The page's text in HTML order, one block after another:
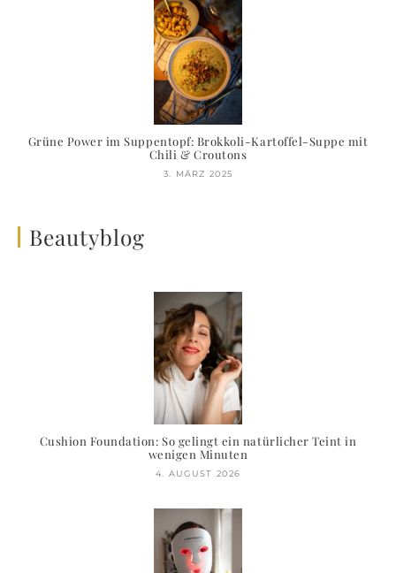
Grüne Power im Suppentopf: Brokkoli-Kartoffel-Suppe mit
Chili & Croutons
3. MÄRZ 2025
Beautyblog
Cushion Foundation: So gelingt ein natürlicher Teint in
wenigen Minuten
4. AUGUST 2026